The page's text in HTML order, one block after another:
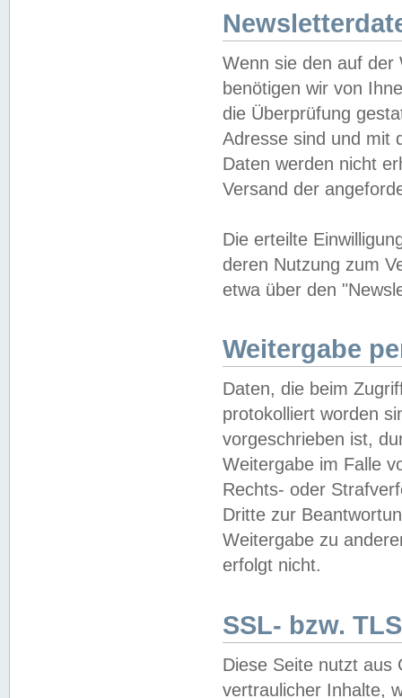
Wenn sie den auf der
benötigen wir von
die Überprüfung
Adresse sind und mit
Daten werden nicht
Versand der
Die erteilte
deren Nutzung zum
etwa über den
Weitergabe
Daten, die beim
protokolliert worden
vorgeschrieben ist,
Weitergabe im Falle
Rechts- oder
Dritte zur
Weitergabe zu
erfolgt nicht.
SSL- bzw.
Diese Seite nutzt aus
vertraulicher Inhalte,